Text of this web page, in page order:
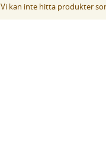
Vi kan inte hitta produkter